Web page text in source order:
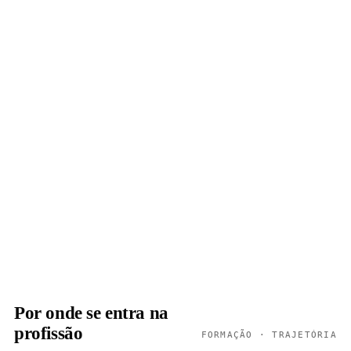
Por onde se entra na
profissão
FORMAÇÃO · TRAJETÓRIA